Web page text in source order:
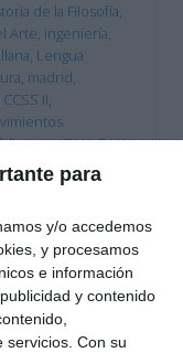
para
y/o accedemos
y procesamos
e información
y contenido
Con su
de la Filosofía,
Arte, ingeniería,
, Lengua
, madrid,
II,
,PAU,PAU
PAU,
a la
2025,
, Selectividad
fisica,
,Selectividad
Griego,